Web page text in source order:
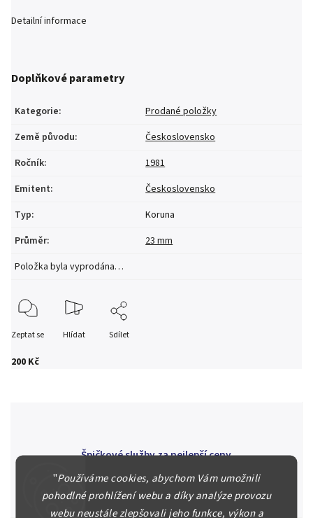
"Používáme cookies, abychom Vám umožnili
pohodlné prohlížení webu a díky analýze provozu
webu neustále zlepšovali jeho funkce, výkon a
200 Kč
Detailní informace
Doplňkové parametry
Kategorie:
Prodané položky
Země původu:
Československo
Ročník:
1981
Emitent:
Československo
Typ:
Koruna
Průměr:
23 mm
Položka byla vyprodána…
Zeptat se Hlídat Sdílet
Špičkové služby za nejlepší ceny
Náš kolektiv specialistů a znalců se Vám bude plně věnovat.
Posoudíme kvalitu a pravost Vašeho materiálu, prodáme v naší
aukci nebo Vám poradíme kam investovat.